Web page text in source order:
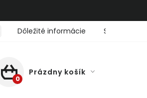
Dôležité informácie Servis
NÁKUPNÝ KOŠÍK
Prázdny košík